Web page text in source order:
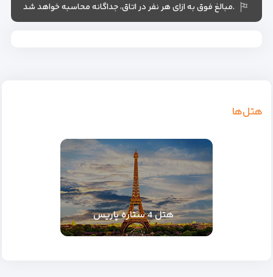
.مبالغ فوق به ازای هر نفر در اتاق، جداگانه محاسبه خواهد شد
هتل‌ها
هتل 4 ستاره پاریس